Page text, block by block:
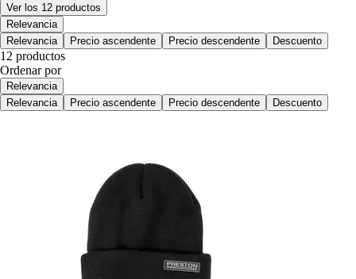
Ver los 12 productos
Relevancia
Relevancia
Precio ascendente Precio descendente Descuento
12 productos
Ordenar por
Relevancia
Relevancia
Precio ascendente Precio descendente Descuento